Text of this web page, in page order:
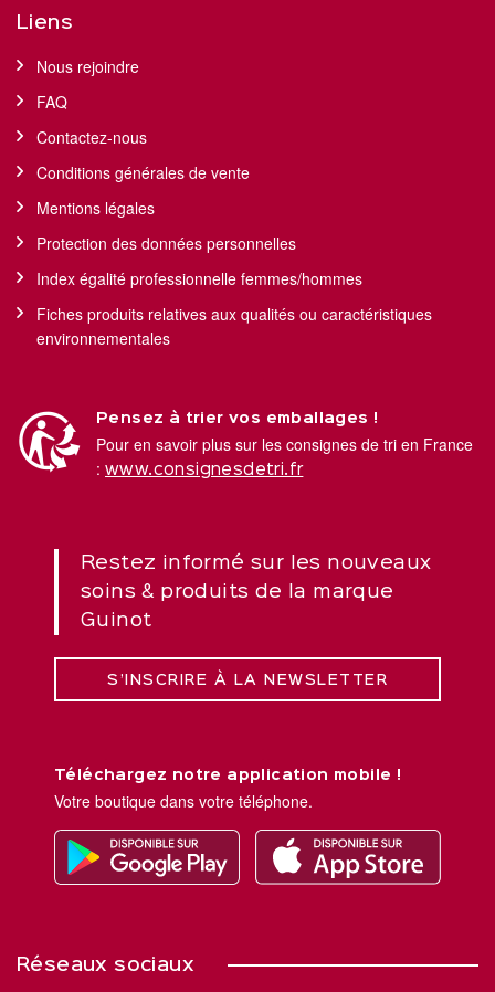
Liens
Nous rejoindre
FAQ
Contactez-nous
Conditions générales de vente
Mentions légales
Protection des données personnelles
Index égalité professionnelle femmes/hommes
Fiches produits relatives aux qualités ou caractéristiques
environnementales
Pensez à trier vos emballages !
Pour en savoir plus sur les consignes de tri en France
: www.consignesdetri.fr
Restez informé sur les nouveaux
soins & produits de la marque
Guinot
S’INSCRIRE À LA NEWSLETTER
Téléchargez notre application mobile !
Votre boutique dans votre téléphone.
Réseaux sociaux